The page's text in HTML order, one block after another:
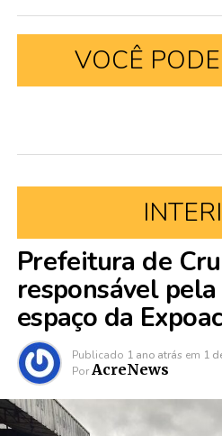
VOCÊ
Prefeitura de
responsável
espaço da
Publicado 1 ano atrás em 1
Por AcreNews